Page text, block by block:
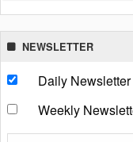
NEWSLETTER
Daily Newsletter
Weekly